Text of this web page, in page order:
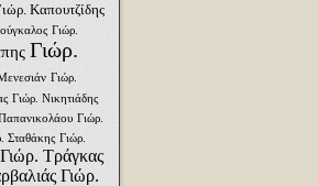
Καπουτζίδης
Γιώρ.
Γιώρ.
Γιώρ.
Γιώρ. Νικητιάδης
Γιώρ.
Σταθάκης Γιώρ.
Γιώρ. Τράγκας
Γιώρ.